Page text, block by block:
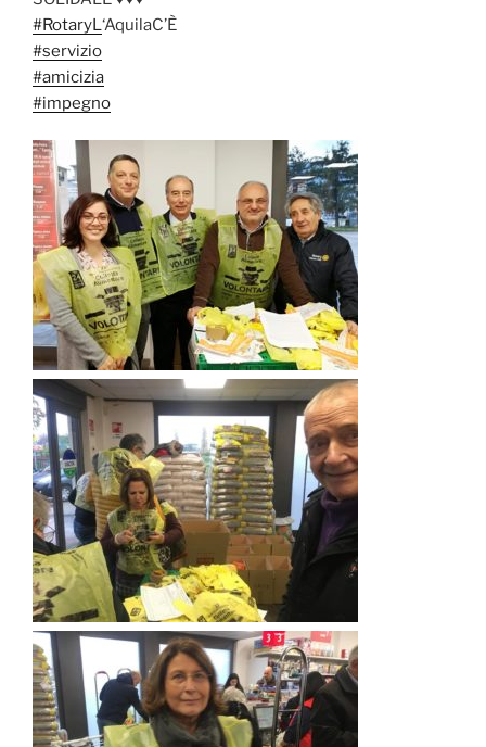
#RotaryL‘AquilaC’È
#servizio
#amicizia
#impegno